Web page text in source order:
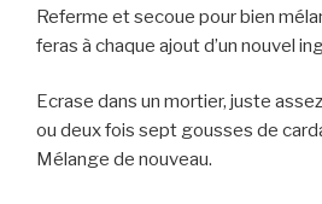
Referme et secoue pour bien
feras à chaque ajout d’un nouvel
Ecrase dans un mortier, juste
ou deux fois sept gousses de
Mélange de nouveau.